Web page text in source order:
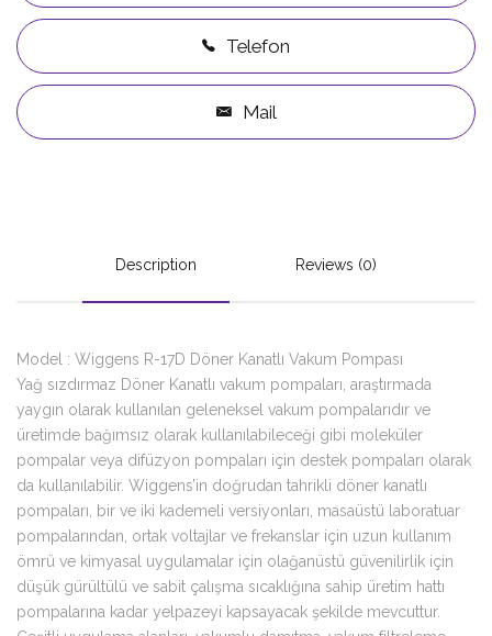
Telefon
Mail
Description Reviews (0)
Model : Wiggens R-17D Döner Kanatlı Vakum Pompası
Yağ sızdırmaz Döner Kanatlı vakum pompaları, araştırmada
yaygın olarak kullanılan geleneksel vakum pompalarıdır ve
üretimde bağımsız olarak kullanılabileceği gibi moleküler
pompalar veya difüzyon pompaları için destek pompaları olarak
da kullanılabilir. Wiggens’in doğrudan tahrikli döner kanatlı
pompaları, bir ve iki kademeli versiyonları, masaüstü laboratuar
pompalarından, ortak voltajlar ve frekanslar için uzun kullanım
ömrü ve kimyasal uygulamalar için olağanüstü güvenilirlik için
düşük gürültülü ve sabit çalışma sıcaklığına sahip üretim hattı
pompalarına kadar yelpazeyi kapsayacak şekilde mevcuttur.